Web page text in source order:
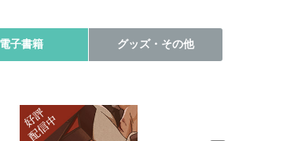
電子書籍 グッズ・その他